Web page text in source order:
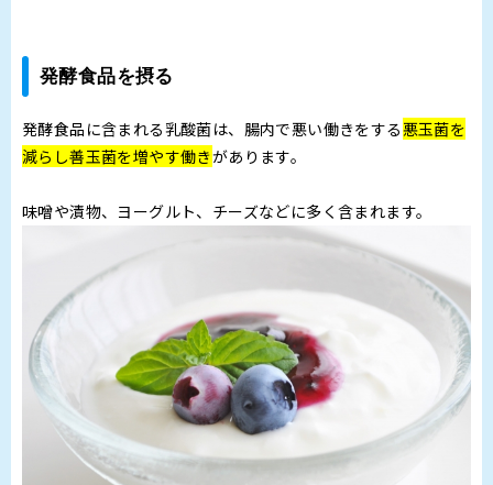
発酵食品を摂る
発酵食品に含まれる乳酸菌は、腸内で悪い働きをする悪玉菌を
減らし善玉菌を増やす働きがあります。
味噌や漬物、ヨーグルト、チーズなどに多く含まれます。